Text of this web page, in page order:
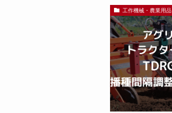
工作機械・農業用品